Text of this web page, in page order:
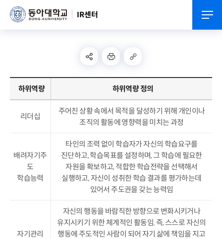
IR센터
하위역량 하위역량 정의
리더십
주어진 상황 속에서 목적을 달성하기 위해 개인이나
조직의 활동에 영향력을 미치는 과정
배려자기주
도
학습능력
타인의 조력 없이 학습자가 자신의 학습요구를
진단하고, 학습목표를 설정하며, 그 학습에 필요한
자원을 확보하고, 적합한 학습전략을 선택해서
실행하고, 자신이 성취한 학습 결과를 평가하는데
있어서 주도권을 갖는 능력임
자기관리
자신의 행동을 바람직한 방향으로 변화시키거나
유지시키기 위한 체계적인 활동임. 즉, 스스로 자신의
행동에 주도적인 사람이 되어 자기 삶에 책임을 지고